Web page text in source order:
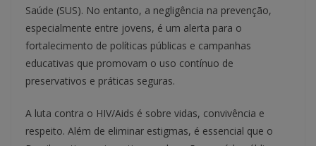
Saúde (SUS). No entanto, a negligência na prevenção,
especialmente entre jovens, é um alerta para o
fortalecimento de políticas públicas e campanhas
educativas que promovam o uso contínuo de
preservativos e práticas seguras.
A luta contra o HIV/Aids é sobre vidas, convivência e
respeito. Além de eliminar estigmas, é essencial que o